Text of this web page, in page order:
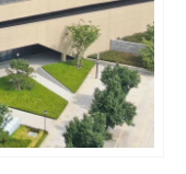
וישאַלט
ריקווייערז מינימאַל
שולע. שטאָל איז אויך
שטאָל שולע בנינים